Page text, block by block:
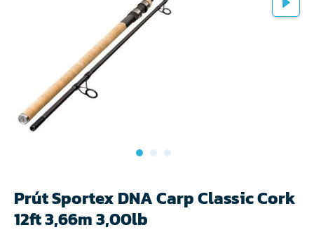
Prút Sportex DNA Carp Classic Cork
12ft 3,66m 3,00lb